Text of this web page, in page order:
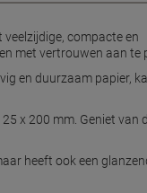
compacte en
met vertrouwen aan te
en duurzaam papier,
x 200 mm. Geniet van
heeft ook een